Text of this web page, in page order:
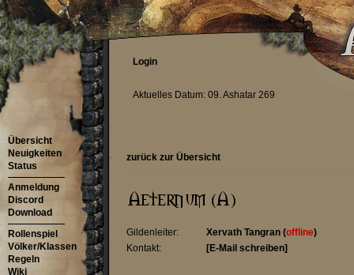
Login
Aktuelles Datum: 09. Ashatar 269
Übersicht
Neuigkeiten
Status
Anmeldung
Discord
Download
Rollenspiel
Völker/Klassen
Regeln
Wiki
zurück zur Übersicht
Gildenleiter: Xervath Tangran (offline)
Kontakt:
[E-Mail schreiben]